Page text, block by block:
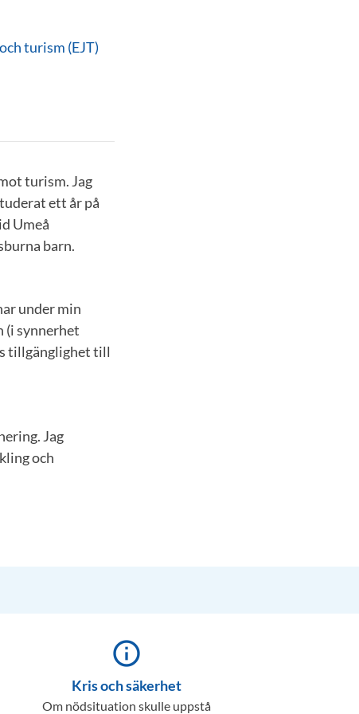
turism (EJT)
turism. Jag
ett år på
Umeå
barn.
under min
(i synnerhet
tillgänglighet till
Jag
och
info_outline
Kris och säkerhet
Om nödsituation skulle uppstå